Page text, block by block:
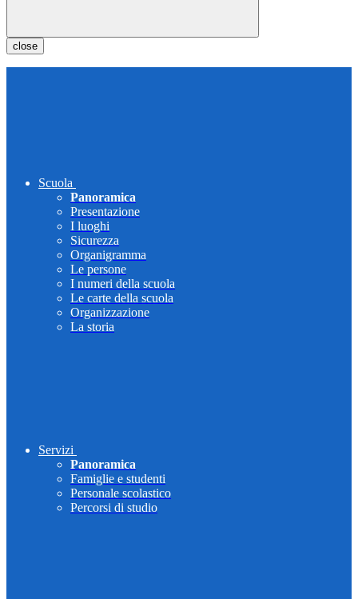
close
Scuola
Panoramica
Presentazione
I luoghi
Sicurezza
Organigramma
Le persone
I numeri della scuola
Le carte della scuola
Organizzazione
La storia
Servizi
Panoramica
Famiglie e studenti
Personale scolastico
Percorsi di studio